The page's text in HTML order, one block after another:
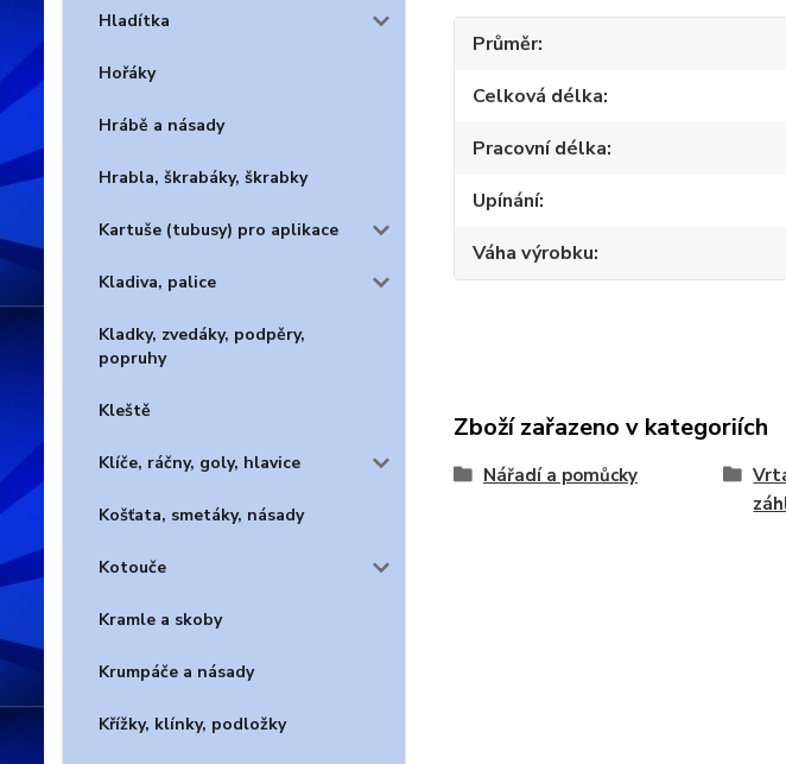
Hladítka
Hořáky
Hrábě a násady
Hrabla, škrabáky, škrabky
Kartuše (tubusy) pro aplikace
Kladiva, palice
Kladky, zvedáky, podpěry,
popruhy
Kleště
Klíče, ráčny, goly, hlavice
Košťata, smetáky, násady
Kotouče
Kramle a skoby
Krumpáče a násady
Křížky, klínky, podložky
Průměr
Celková délka
Pracovní délka
Upínání
Váha výrobku
Zboží zařazeno v kategoriích
Nářadí a pomůcky